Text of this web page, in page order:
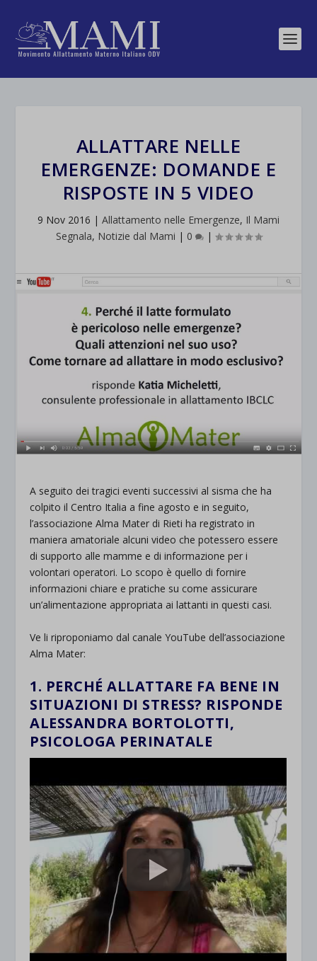
ALLATTARE NELLE
EMERGENZE: DOMANDE E
RISPOSTE IN 5 VIDEO
9 Nov 2016 | Allattamento nelle Emergenze, Il Mami
Segnala, Notizie dal Mami | 0 |
A seguito dei tragici eventi successivi al sisma che ha
colpito il Centro Italia a fine agosto e in seguito,
l’associazione Alma Mater di Rieti ha registrato in
maniera amatoriale alcuni video che potessero essere
di supporto alle mamme e di informazione per i
volontari operatori. Lo scopo è quello di fornire
informazioni chiare e pratiche su come assicurare
un’alimentazione appropriata ai lattanti in questi casi.
Ve li riproponiamo dal canale YouTube dell’associazione
Alma Mater:
1. PERCHÉ ALLATTARE FA BENE IN
SITUAZIONI DI STRESS? RISPONDE
ALESSANDRA BORTOLOTTI,
PSICOLOGA PERINATALE